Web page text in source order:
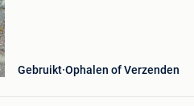
Gebruikt Ophalen of Verzenden